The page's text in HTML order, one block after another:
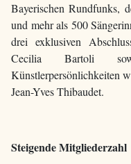
Bayerischen Rundfunks,
und mehr als 500
drei exklusiven
Cecilia Bartoli
Künstlerpersönlichkeiten
Jean-Yves Thibaudet.
Steigende Mitgliederzahl